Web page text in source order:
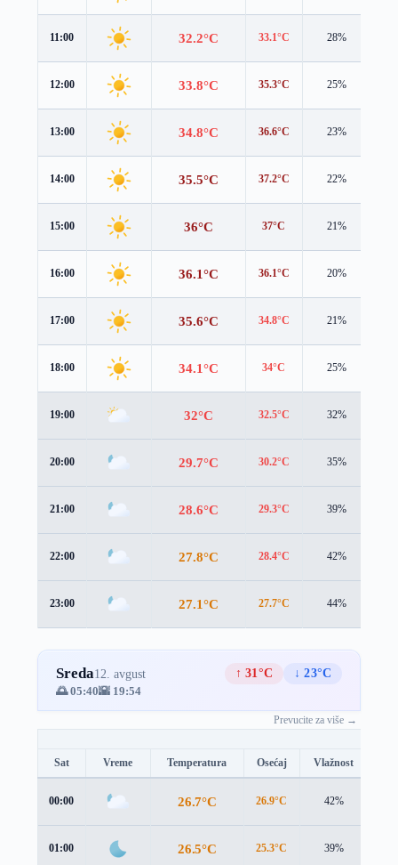
11:00 32.2°C 33.1°C 28%
12:00 33.8°C 35.3°C 25%
13:00 34.8°C 36.6°C 23%
14:00 35.5°C 37.2°C 22%
15:00 36°C 37°C 21%
16:00 36.1°C 36.1°C 20%
17:00 35.6°C 34.8°C 21%
18:00 34.1°C 34°C 25%
19:00 32°C 32.5°C 32%
20:00 29.7°C 30.2°C 35%
21:00 28.6°C 29.3°C 39%
22:00 27.8°C 28.4°C 42%
23:00 27.1°C 27.7°C 44%
Sreda12. avgust ↑ 31°C
↓ 23°C
🌅 05:40🌇 19:54
Prevucite za više →
Sat Vreme Temperatura Osećaj Vlažnost
00:00 26.7°C 26.9°C 42%
01:00 26.5°C 25.3°C 39%